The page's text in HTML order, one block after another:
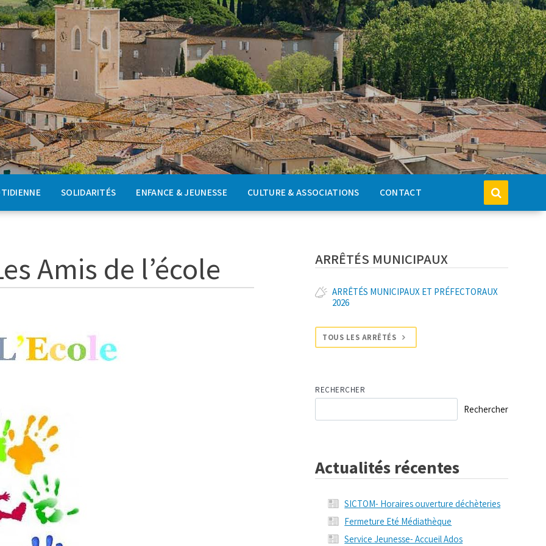
SOLIDARITÉS ENFANCE & JEUNESSE CULTURE & ASSOCIATIONS CONTACT
Amis de l’école ARRÊTÉS MUNICIPAUX
ARRÊTÉS MUNICIPAUX ET PRÉFECTORAUX
2026
TOUS LES ARRÊTÉS
RECHERCHER
Rechercher
Actualités récentes
SICTOM- Horaires ouverture déchèteries
Fermeture Eté Médiathèque
Service Jeunesse- Accueil Ados